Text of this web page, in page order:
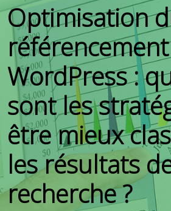
Optimisation
WordPress :
sont les
être mieux
les résultats
recherche ?